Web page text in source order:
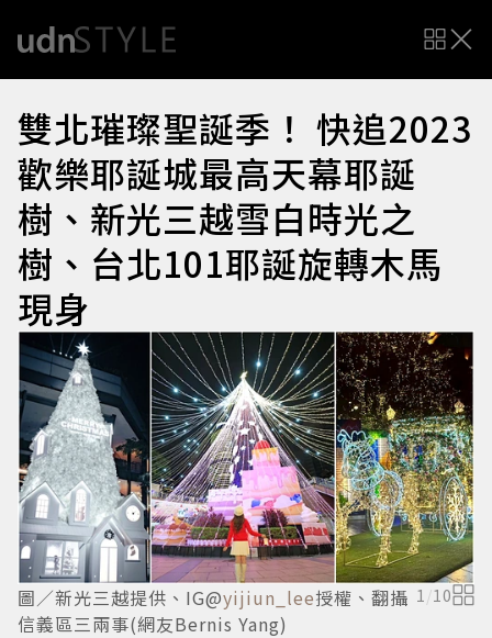
雙北璀璨聖誕季！ 快追2023
歡樂耶誕城最高天幕耶誕
樹、新光三越雪白時光之
樹、台北101耶誕旋轉木馬
現身
圖／新光三越提供、IG@yijiun_lee授權、翻攝
信義區三兩事(網友Bernis Yang)
1 /10